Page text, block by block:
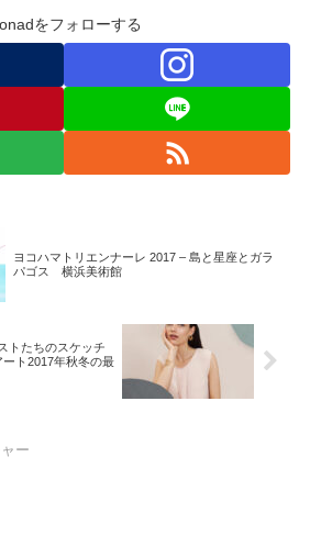
をフォローする
ヨコハマトリエンナーレ 2017 – 島と星座とガラ
パゴス 横浜美術館
トたちのスケッチ
ト2017年秋冬の最
ー